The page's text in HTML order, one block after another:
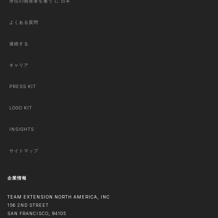
よくある質問
連絡する
キャリア
PRESS KIT
LOGO KIT
INSIGHTS
サイトマップ
企業情報
TEAM EXTENSION NORTH AMERICA, INC
156 2ND STREET
SAN FRANCISCO, 94105